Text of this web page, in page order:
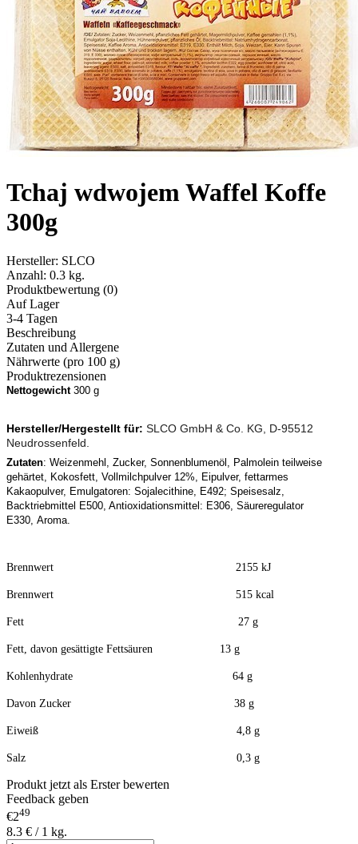
Tchaj wdwojem Waffel Koffe
300g
Hersteller: SLCO
Anzahl: 0.3 kg.
Produktbewertung (0)
Auf Lager
3-4 Tagen
Beschreibung
Zutaten und Allergene
Nährwerte (pro 100 g)
Produktrezensionen
Nettogewicht 300 g
Hersteller/Hergestellt für: SLCO GmbH & Co. KG, D-95512
Neudrossenfeld.
Zutaten: Weizenmehl, Zucker, Sonnenblumenöl, Palmolein teilweise
gehärtet, Kokosfett, Vollmilchpulver 12%, Eipulver, fettarmes
Kakaopulver, Emulgatoren: Sojalecithine, E492; Speisesalz,
Backtriebmittel E500, Antioxidationsmittel: E306, Säureregulator
E330, Aroma.
Brennwert 2155 kJ
Brennwert 515 kcal
Fett 27 g
Fett, davon gesättigte Fettsäuren 13 g
Kohlenhydrate 64 g
Davon Zucker 38 g
Eiweiß 4,8 g
Salz 0,3 g
Produkt jetzt als Erster bewerten
Feedback geben
€249
8.3 € / 1 kg.